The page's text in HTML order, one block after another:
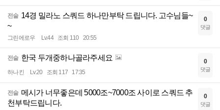
전술 14경 밀라노 스쿼드 하나만부탁 드립니다. 고수님들~
~
그린에로우 Lv.44 조회 110 20:55
0
댓글
전술 한국 두개중하나골라주세요
하나킨 Lv.20 조회 117 17:35
0
댓글
전술 메시가 너무좋은데 5000조~7000조 사이로 스쿼드 추
천부탁드립니다.
0
댓글